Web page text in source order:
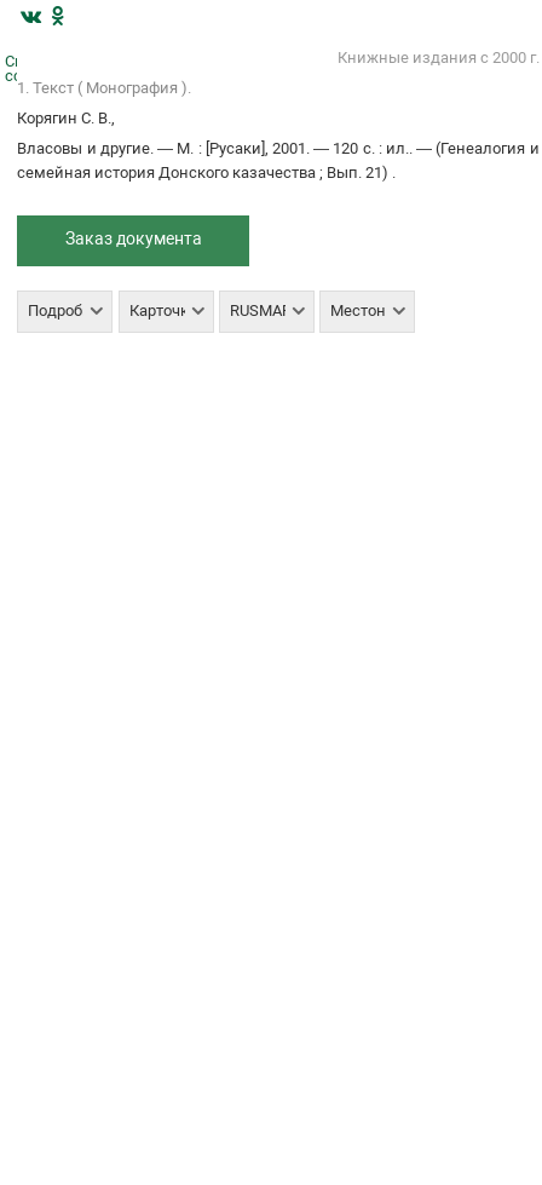
Скопировать
ссылку
Книжные издания с 2000 г.
1. Текст ( Монография ).
Корягин С. В.,
Власовы и другие. — М. :[Русаки] , 2001 . — 120 с. : ил.. — (Генеалогия и
семейная история Донского казачества; Вып. 21) .
Заказ документа
Подробнее Карточка RUSMARC Местонахождение